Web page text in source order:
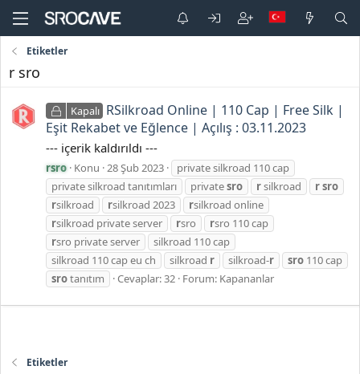
Etiketler
r sro
Kapalı RSilkroad Online | 110 Cap | Free Silk |
Eşit Rekabet ve Eğlence | Açılış : 03.11.2023
--- içerik kaldırıldı ---
rsro Konu 28 Şub 2023
private silkroad 110 cap
private silkroad tanıtımları
privatesro rsilkroad rsro
rsilkroad rsilkroad 2023 rsilkroad online
rsilkroad private server rsro rsro 110 cap
rsro private server
silkroad 110 cap
silkroad 110 cap eu ch
silkroad r silkroad-r sro 110 cap
srotanıtım Cevaplar: 32 Forum: Kapananlar
Etiketler